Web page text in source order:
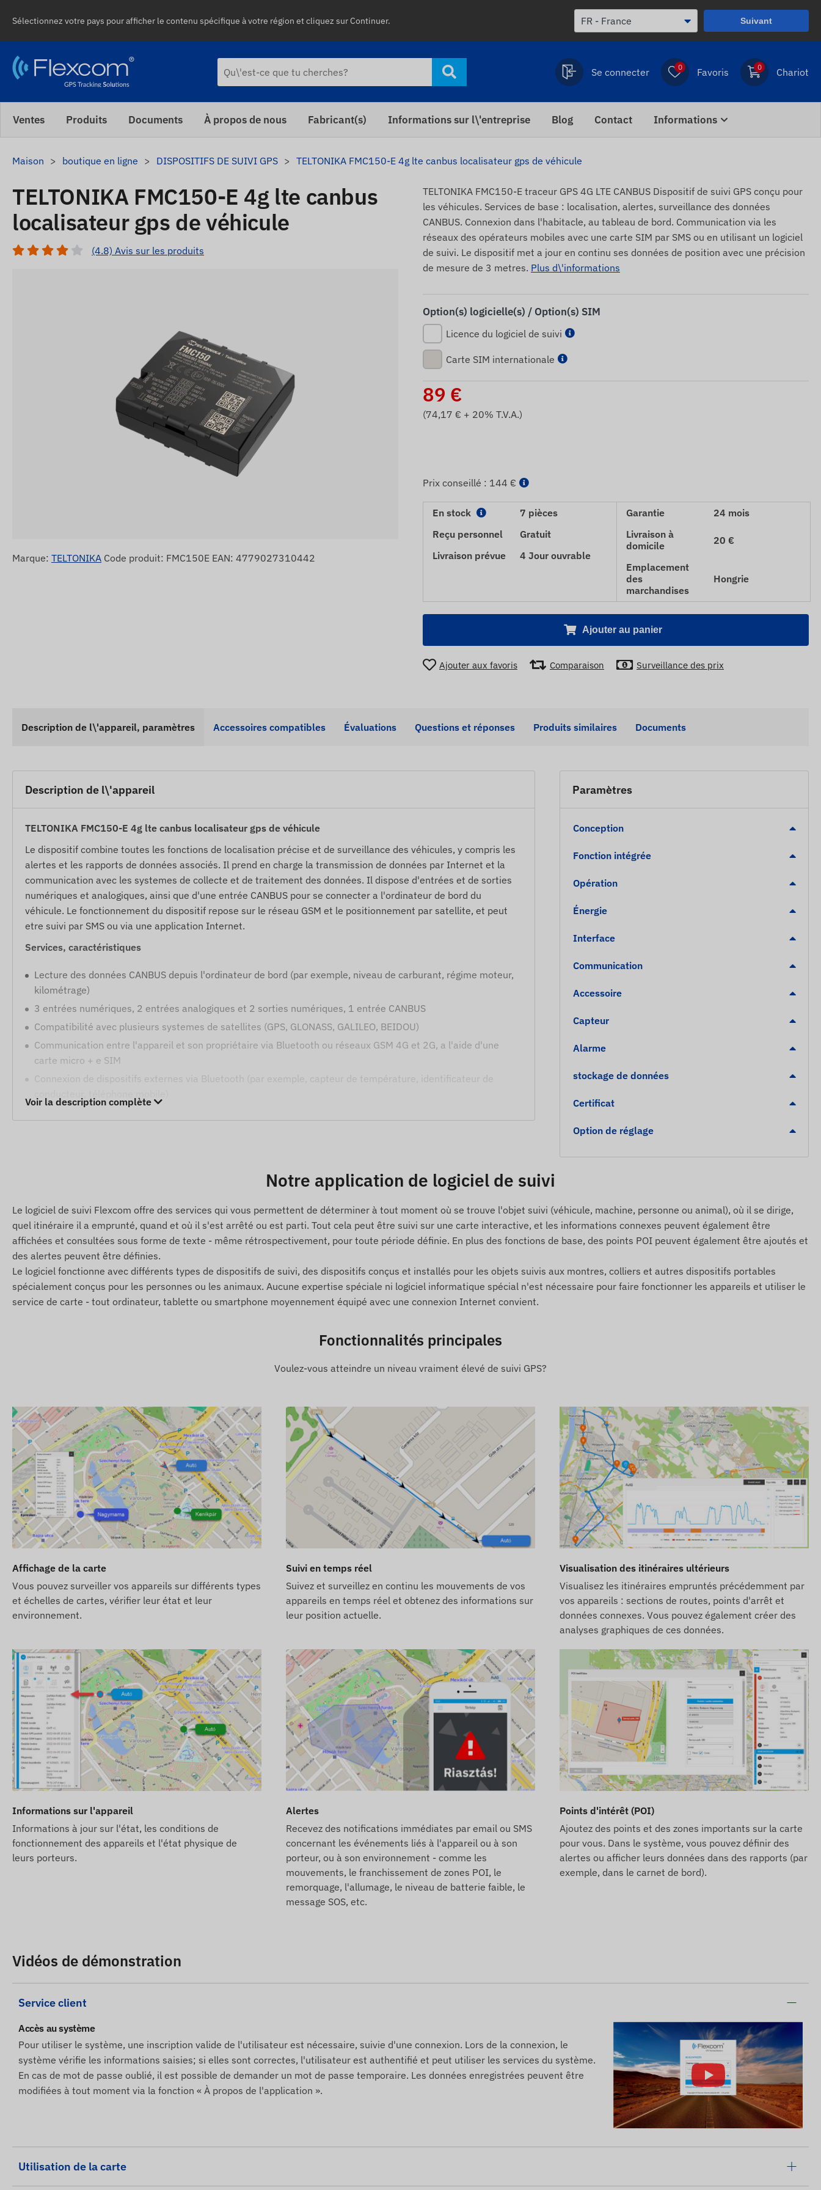
Sélectionnez votre pays pour afficher le contenu spécifique à votre région et cliquez sur Continuer. Suivant
Se connecter 0 Favoris 0 Chariot
Ventes Produits Documents À propos de nous Fabricant(s) Informations sur l\'entreprise Blog Contact Informations
Maison boutique en ligne DISPOSITIFS DE SUIVI GPS TELTONIKA FMC150-E 4g lte canbus localisateur gps de véhicule
TELTONIKA FMC150-E 4g lte canbus
localisateur gps de véhicule
(4.8) Avis sur les produits
Marque: TELTONIKA Code produit: FMC150E EAN: 4779027310442
TELTONIKA FMC150-E traceur GPS 4G LTE CANBUS Dispositif de suivi GPS conçu pour
les véhicules. Services de base : localisation, alertes, surveillance des données
CANBUS. Connexion dans l'habitacle, au tableau de bord. Communication via les
réseaux des opérateurs mobiles avec une carte SIM par SMS ou en utilisant un logiciel
de suivi. Le dispositif met a jour en continu ses données de position avec une précision
de mesure de 3 metres. Plus d\'informations
Option(s) logicielle(s) / Option(s) SIM
Licence du logiciel de suivi
Carte SIM internationale
89 €
(74,17 € + 20% T.V.A.)
Prix ​​conseillé : 144 €
En stock
7 pièces
Reçu personnel
Gratuit
Livraison prévue
4 Jour ouvrable
Garantie
24 mois
Livraison à
domicile
20 €
Emplacement
des
marchandises
Hongrie
Ajouter au panier
Ajouter aux favoris Comparaison Surveillance des prix
Description de l\'appareil, paramètres Accessoires compatibles Évaluations Questions et réponses Produits similaires Documents
Description de l\'appareil
TELTONIKA FMC150-E 4g lte canbus localisateur gps de véhicule
Le dispositif combine toutes les fonctions de localisation précise et de surveillance des véhicules, y compris les
alertes et les rapports de données associés. Il prend en charge la transmission de données par Internet et la
communication avec les systemes de collecte et de traitement des données. Il dispose d'entrées et de sorties
numériques et analogiques, ainsi que d'une entrée CANBUS pour se connecter a l'ordinateur de bord du
véhicule. Le fonctionnement du dispositif repose sur le réseau GSM et le positionnement par satellite, et peut
etre suivi par SMS ou via une application Internet.
Services, caractéristiques
Lecture des données CANBUS depuis l'ordinateur de bord (par exemple, niveau de carburant, régime moteur,
kilométrage)
3 entrées numériques, 2 entrées analogiques et 2 sorties numériques, 1 entrée CANBUS
Compatibilité avec plusieurs systemes de satellites (GPS, GLONASS, GALILEO, BEIDOU)
Communication entre l'appareil et son propriétaire via Bluetooth ou réseaux GSM 4G et 2G, a l'aide d'une
carte micro + e SIM
Connexion de dispositifs externes via Bluetooth (par exemple, capteur de température, identificateur de
Accélérometre intégré, gyroscope et batterie de secours (30 minutes)
Antenne GNSS interne a haute sensibilité
Indicateurs LED pour vérifier le fonctionnement
Commutation automatique entre les modes veille et éveil (si activé)
Fonctionnement continu lorsqu'il est connecté a la source d'alimentation du véhicule
Alertes
Sortie ou entrée dans une zone géographique (POI)
Pour des informations supplémentaires et des données détaillées, consultez la section Spécifications. Les
services étendus mis en ouvre par logiciel (par exemple, alertes supplémentaires, affichage cartographique et
analyse graphique des itinéraires, création de journaux de bord et d'autres rapports, etc.) sont décrits dans la
documentation du logiciel de suivi.
Contenu de l'emballage
TELTONIKA FMC150-E traceur GPS 4G LTE CANBUS
Câble de connexion électrique et de communication
Manuel d'installation
Conditions d'utilisation
Pour un fonctionnement normal de l'appareil, une connexion active avec les systemes de satellites de
d'un logiciel de suivi, avec le systeme central de collecte et de traitement des données. L'appareil communique
via les réseaux des opérateurs mobiles avec la carte SIM intégrée (remplaçable).
Région de fonctionnement
L'appareil est compatible avec les réseaux GSM des régions suivantes :
4G : Europe, Moyen-Orient, Asie, Asie-Pacifique
2G : Monde
Options d'achat
Si vous achetez uniquement l'appareil (sans abonnement logiciel), il sera livré avec les parametres d'usine.
Vous devrez vous occuper de la carte SIM nécessaire, de ses parametres et de son utilisation (recharge,
validation annuelle des données).
Si vous achetez l'appareil avec un abonnement logiciel, mais sans carte SIM, l'appareil sera livré enregistré
dans notre logiciel, pret a fonctionner. L'achat, les parametres et l'utilisation de la carte SIM restent a votre
associés a l'appareil.
Les descriptions et les images des appareils sur le site Web sont basées sur les informations publiées par le
fabricant, qui ne sont pas toujours exactes et exemptes d'erreurs. Le fabricant se réserve le droit de modifier
certains paramètres du produit ou de son emballage sans préavis - la mise à jour de ces informations sur notre
site Web se fait après détection et évaluation de ces modifications.
Voir la description complète
Paramètres
Conception
Fonction intégrée
Opération
Énergie
Interface
Communication
Accessoire
Capteur
Alarme
stockage de données
Certificat
Option de réglage
Notre application de logiciel de suivi
Le logiciel de suivi Flexcom offre des services qui vous permettent de déterminer à tout moment où se trouve l'objet suivi (véhicule, machine, personne ou animal), où il se dirige,
quel itinéraire il a emprunté, quand et où il s'est arrêté ou est parti. Tout cela peut être suivi sur une carte interactive, et les informations connexes peuvent également être
affichées et consultées sous forme de texte - même rétrospectivement, pour toute période définie. En plus des fonctions de base, des points POI peuvent également être ajoutés et
des alertes peuvent être définies.
Le logiciel fonctionne avec différents types de dispositifs de suivi, des dispositifs conçus et installés pour les objets suivis aux montres, colliers et autres dispositifs portables
spécialement conçus pour les personnes ou les animaux. Aucune expertise spéciale ni logiciel informatique spécial n'est nécessaire pour faire fonctionner les appareils et utiliser le
service de carte - tout ordinateur, tablette ou smartphone moyennement équipé avec une connexion Internet convient.
Fonctionnalités principales
Voulez-vous atteindre un niveau vraiment élevé de suivi GPS?
Affichage de la carte
Vous pouvez surveiller vos appareils sur différents types
et échelles de cartes, vérifier leur état et leur
environnement.
Suivi en temps réel
Suivez et surveillez en continu les mouvements de vos
appareils en temps réel et obtenez des informations sur
leur position actuelle.
Visualisation des itinéraires ultérieurs
Visualisez les itinéraires empruntés précédemment par
vos appareils : sections de routes, points d'arrêt et
données connexes. Vous pouvez également créer des
analyses graphiques de ces données.
Informations sur l'appareil
Informations à jour sur l'état, les conditions de
fonctionnement des appareils et l'état physique de
leurs porteurs.
Alertes
Recevez des notifications immédiates par email ou SMS
concernant les événements liés à l'appareil ou à son
porteur, ou à son environnement - comme les
mouvements, le franchissement de zones POI, le
remorquage, l'allumage, le niveau de batterie faible, le
message SOS, etc.
Points d'intérêt (POI)
Ajoutez des points et des zones importants sur la carte
pour vous. Dans le système, vous pouvez définir des
alertes ou afficher leurs données dans des rapports (par
exemple, dans le carnet de bord).
Vidéos de démonstration
Service client
Accès au système
Pour utiliser le système, une inscription valide de l'utilisateur est nécessaire, suivie d'une connexion. Lors de la connexion, le
système vérifie les informations saisies; si elles sont correctes, l'utilisateur est authentifié et peut utiliser les services du système.
En cas de mot de passe oublié, il est possible de demander un mot de passe temporaire. Les données enregistrées peuvent être
modifiées à tout moment via la fonction « À propos de l'application ».
Utilisation de la carte